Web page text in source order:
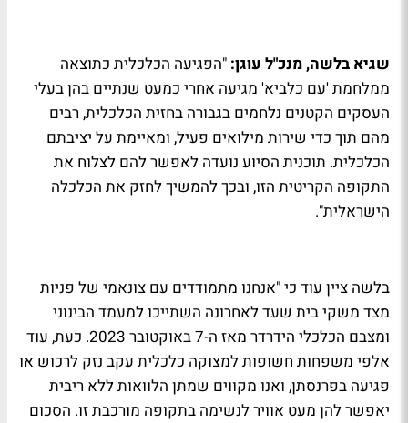
שגיא בלשה, מנכ"ל עוגן: "הפגיעה הכלכלית כתוצאה
ממלחמת 'עם כלביא' מגיעה אחרי כמעט שנתיים בהן בעלי
העסקים הקטנים נלחמים בגבורה בחזית הכלכלית, רבים
מהם תוך כדי שירות מילואים פעיל, ומאיימת על יציבתם
הכלכלית. תוכנית הסיוע נועדה לאפשר להם לצלוח את
התקופה הקריטית הזו, ובכך להמשיך לחזק את הכלכלה
הישראלית".
בלשה ציין עוד כי "אנחנו מתמודדים עם צונאמי של פניות
מצד משקי בית שעד לאחרונה השתייכו למעמד הבינוני
ומצבם הכלכלי הידרדר מאז ה-7 באוקטובר 2023. כעת, עוד
אלפי משפחות חשופות למצוקה כלכלית עקב נזק לרכוש או
פגיעה בפרנסתן, ואנו מקווים שמתן הלוואות ללא ריבית
יאפשר להן מעט אוויר לנשימה בתקופה מורכבת זו. הסכום